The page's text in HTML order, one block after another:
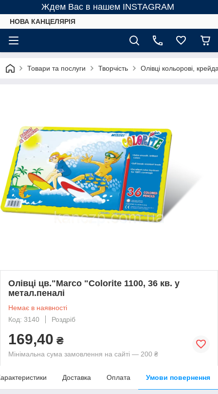
Ждем Вас в нашем INSTAGRAM
НОВА КАНЦЕЛЯРІЯ
Товари та послуги Творчість Олівці кольорові,
Олівці цв."Marco "Colorite 1100, 36 кв. у
метал.пеналі
Немає в наявності
Код: 3140
Роздріб
169,40 ₴
Мінімальна сума замовлення на сайті — 200 ₴
Доставка Оплата Умови повернення